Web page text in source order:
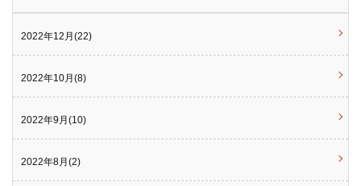
2022年12月(22)
2022年10月(8)
2022年9月(10)
2022年8月(2)